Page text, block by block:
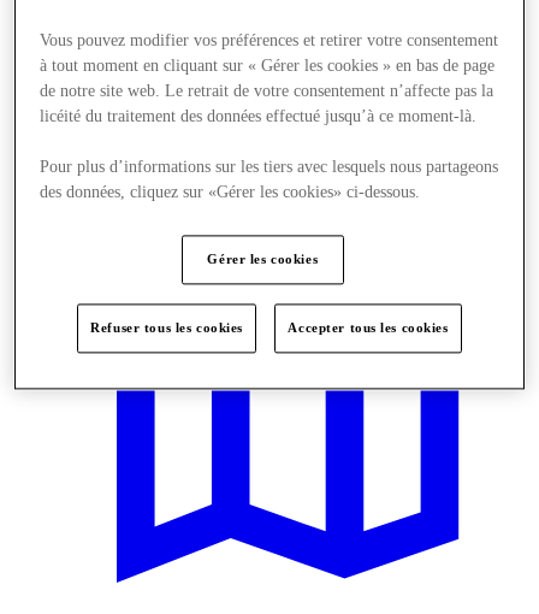
Offre
Vous pouvez modifier vos préférences et retirer votre consentement
à tout moment en cliquant sur « Gérer les cookies » en bas de page
de notre site web. Le retrait de votre consentement n’affecte pas la
licéité du traitement des données effectué jusqu’à ce moment-là.
Pour plus d’informations sur les tiers avec lesquels nous partageons
des données, cliquez sur «Gérer les cookies» ci-dessous.
Gérer les cookies
Refuser tous les cookies Accepter tous les cookies